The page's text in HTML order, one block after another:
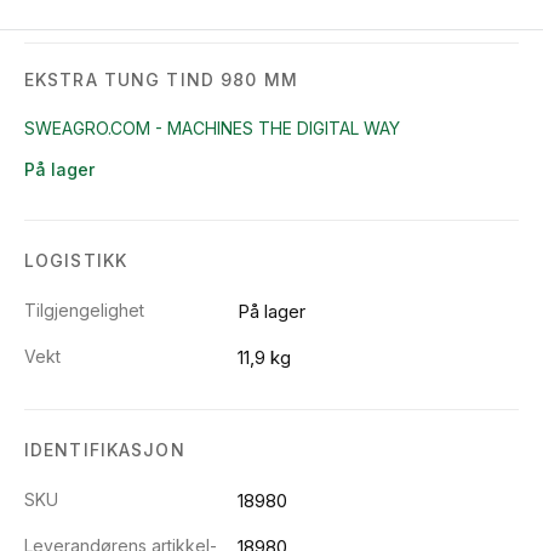
EKSTRA TUNG TIND 980 MM
SWEAGRO.COM - MACHINES THE DIGITAL WAY
På lager
LOGISTIKK
Tilgjengelighet På lager
Vekt 11,9 kg
IDENTIFIKASJON
SKU 18980
Leverandørens artikkel-